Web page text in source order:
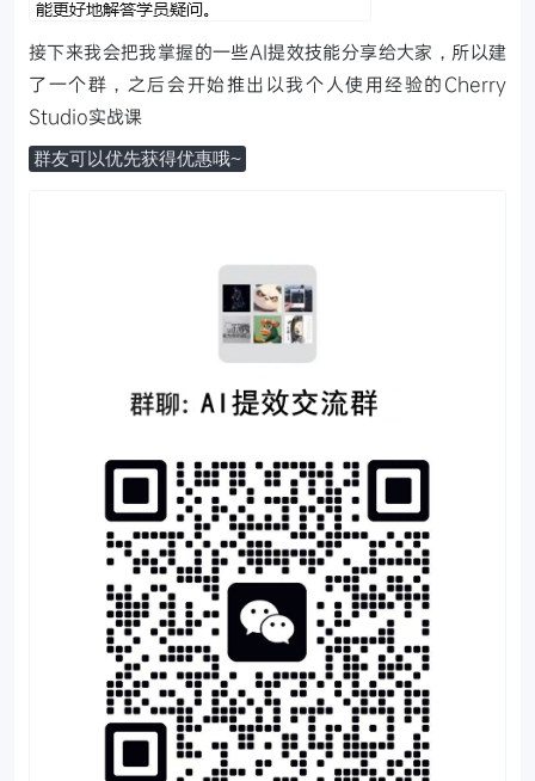
接下来我会把我掌握的一些AI提效技能分享给大家，所以建
了一个群，之后会开始推出以我个人使用经验的Cherry
Studio实战课
群友可以优先获得优惠哦~